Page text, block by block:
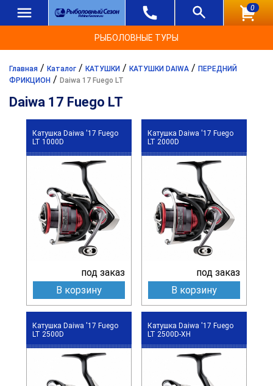
0
РЫБОЛОВНЫЕ ТУРЫ
Главная / Каталог / КАТУШКИ / КАТУШКИ DAIWA / ПЕРЕДНИЙ
ФРИКЦИОН / Daiwa 17 Fuego LT
Daiwa 17 Fuego LT
Катушка Daiwa '17 Fuego
LT 1000D
под заказ
В корзину
Катушка Daiwa '17 Fuego
LT 2000D
под заказ
В корзину
Катушка Daiwa '17 Fuego
LT 2500D
Катушка Daiwa '17 Fuego
LT 2500D-XH